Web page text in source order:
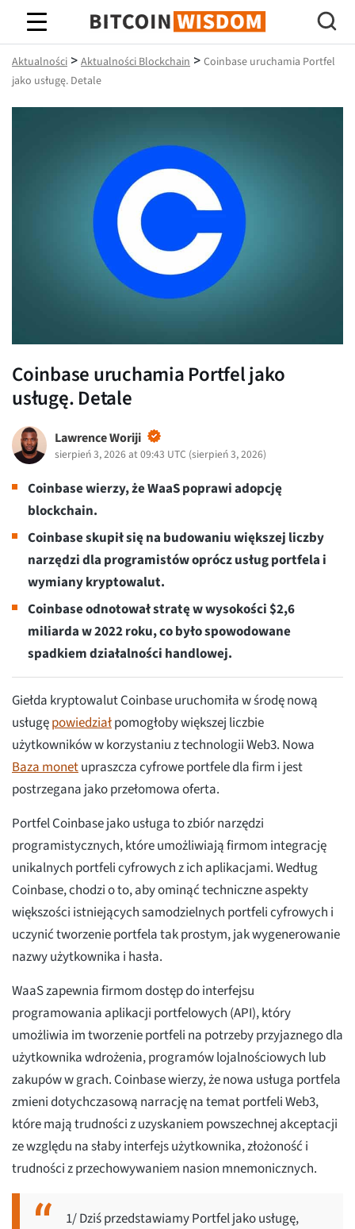
Mądrość Bitcoina
Aktualności > Aktualności Blockchain > Coinbase uruchamia Portfel
jako usługę. Detale
Coinbase uruchamia Portfel jako
usługę. Detale
Lawrence Woriji
sierpień 3, 2026 at 09:43 UTC (sierpień 3, 2026)
Coinbase wierzy, że WaaS poprawi adopcję
blockchain.
Coinbase skupił się na budowaniu większej liczby
narzędzi dla programistów oprócz usług portfela i
wymiany kryptowalut.
Coinbase odnotował stratę w wysokości $2,6
miliarda w 2022 roku, co było spowodowane
spadkiem działalności handlowej.
Giełda kryptowalut Coinbase uruchomiła w środę nową
usługępowiedziałpomogłoby większej liczbie
użytkowników w korzystaniu z technologii Web3. Nowa
Baza monetupraszcza cyfrowe portfele dla firm i jest
postrzegana jako przełomowa oferta.
Portfel Coinbase jako usługa to zbiór narzędzi
programistycznych, które umożliwiają firmom integrację
unikalnych portfeli cyfrowych z ich aplikacjami. Według
Coinbase, chodzi o to, aby ominąć techniczne aspekty
większości istniejących samodzielnych portfeli cyfrowych i
uczynić tworzenie portfela tak prostym, jak wygenerowanie
nazwy użytkownika i hasła.
WaaS zapewnia firmom dostęp do interfejsu
programowania aplikacji portfelowych (API), który
umożliwia im tworzenie portfeli na potrzeby przyjaznego dla
użytkownika wdrożenia, programów lojalnościowych lub
zakupów w grach. Coinbase wierzy, że nowa usługa portfela
zmieni dotychczasową narrację na temat portfeli Web3,
które mają trudności z uzyskaniem powszechnej akceptacji
ze względu na słaby interfejs użytkownika, złożoność i
trudności z przechowywaniem nasion mnemonicznych.
1/ Dziś przedstawiamy Portfel jako usługę,